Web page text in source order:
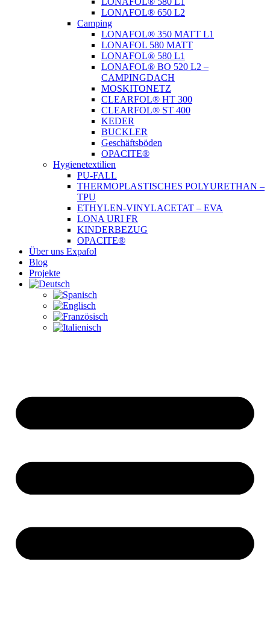
LONAFOL® 650 L2
Camping
LONAFOL® 350 MATT L1
LONAFOL 580 MATT
LONAFOL® 580 L1
LONAFOL® BO 520 L2 –
CAMPINGDACH
MOSKITONETZ
CLEARFOL® HT 300
CLEARFOL® ST 400
KEDER
BUCKLER
Geschäftsböden
OPACITE®
Hygienetextilien
PU-FALL
THERMOPLASTISCHES POLYURETHAN –
TPU
ETHYLEN-VINYLACETAT – EVA
LONA URI FR
KINDERBEZUG
OPACITE®
Über uns Expafol
Blog
Projekte